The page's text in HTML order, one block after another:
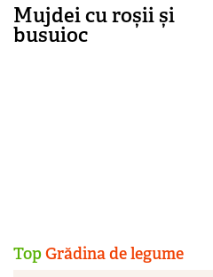
Mujdei cu roșii și
busuioc
TopGrădina de legume